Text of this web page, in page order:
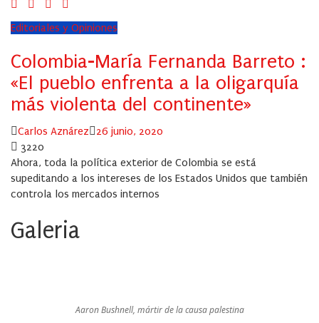
Editoriales y Opiniones
Colombia-María Fernanda Barreto :
«El pueblo enfrenta a la oligarquía
más violenta del continente»
Author
Carlos Aznárez
Posted
26 junio, 2020
3220
Ahora, toda la política exterior de Colombia se está
supeditando a los intereses de los Estados Unidos que también
controla los mercados internos
Galeria
Aaron Bushnell, mártir de la causa palestina